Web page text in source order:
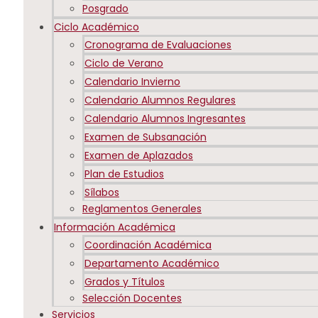
Posgrado
Ciclo Académico
Cronograma de Evaluaciones
Ciclo de Verano
Calendario Invierno
Calendario Alumnos Regulares
Calendario Alumnos Ingresantes
Examen de Subsanación
Examen de Aplazados
Plan de Estudios
Sílabos
Reglamentos Generales
Información Académica
Coordinación Académica
Departamento Académico
Grados y Títulos
Selección Docentes
Servicios